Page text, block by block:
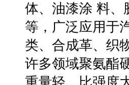
体、油漆涂 料、
等，广泛应用于
类、合成革、织
许多领域聚氨酯
重量轻、比强度